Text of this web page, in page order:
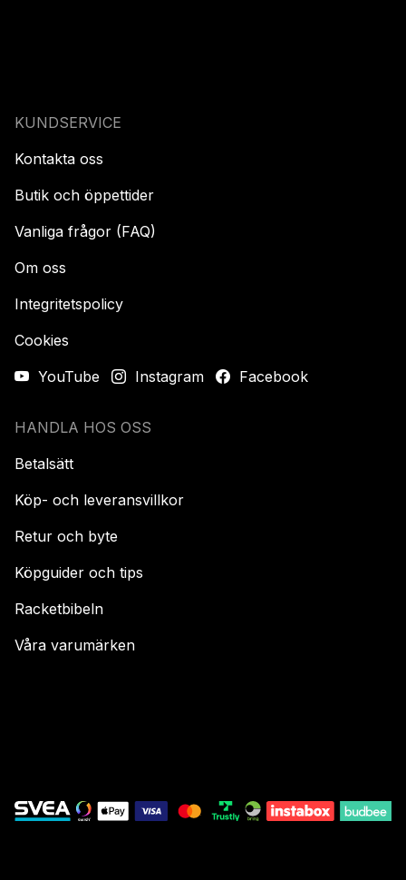
KUNDSERVICE
Kontakta oss
Butik och öppettider
Vanliga frågor (FAQ)
Om oss
Integritetspolicy
Cookies
YouTube
Instagram Facebook
HANDLA HOS OSS
Betalsätt
Köp- och leveransvillkor
Retur och byte
Köpguider och tips
Racketbibeln
Våra varumärken